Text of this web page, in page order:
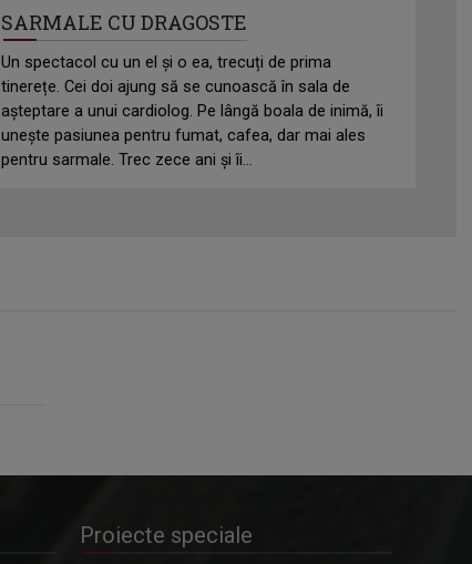
SARMALE CU DRAGOSTE
Un spectacol cu un el și o ea, trecuți de prima
tinerețe. Cei doi ajung să se cunoască în sala de
așteptare a unui cardiolog. Pe lângă boala de inimă, îi
unește pasiunea pentru fumat, cafea, dar mai ales
pentru sarmale. Trec zece ani și îi...
Proiecte speciale